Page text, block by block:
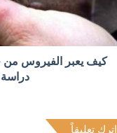
الدولار يتراجع
منذ 9 ساعات
كيف يعبر الفيروس من
اترك تعليقاً